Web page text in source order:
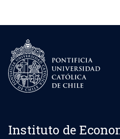
Instituto de